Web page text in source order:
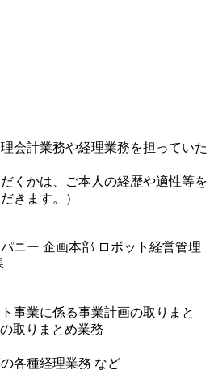
会計業務や経理業務を担っていた
くかは、ご本人の経歴や適性等を
きます。）
ニー 企画本部 ロボット経営管理
事業に係る事業計画の取りまと
取りまとめ業務
各種経理業務 など